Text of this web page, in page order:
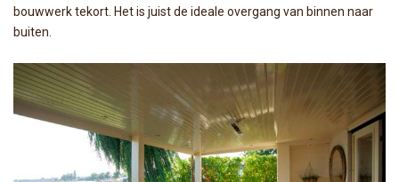
bouwwerk tekort. Het is juist de ideale overgang van binnen naar
buiten.